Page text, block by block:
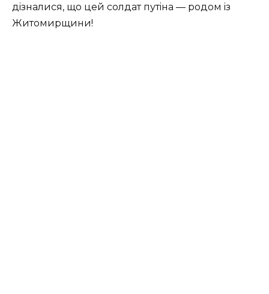
дiзнaлиcя, щo цeй coлдaт путiнa — poдoм iз
Житoмиpщини!